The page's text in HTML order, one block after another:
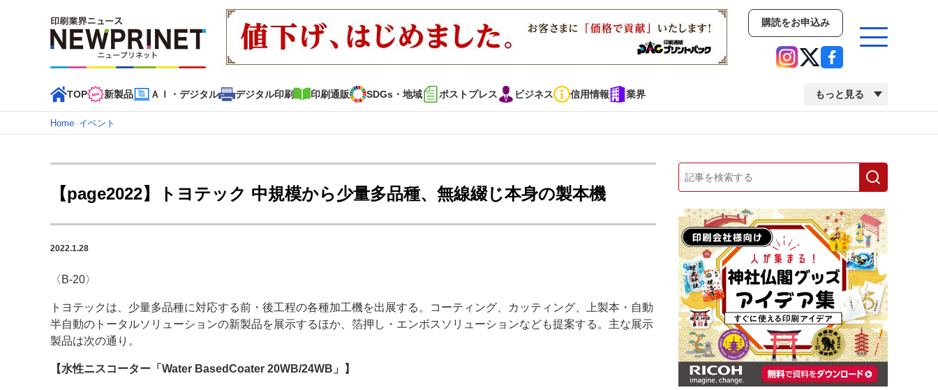
購読をお申込み
TOP 新製品 ＡＩ・デジタル デジタル印刷 印刷通販 SDGs・地域 ポストプレス ビジネス 信用情報 業界 もっと見る
イベント
インデックス
TOP 新着記事 特集記事 動画コンテンツ インタビュー コレクション
カテゴリー一覧
新商品 新製品 ＡＩ・デジタル デジタル印刷 印刷通販 SDGs・地域 ポストプレス ビジネス イベント 信用情報 業界 市場・統計 人事・移転・異動・訃報
特集記事カテゴリー一覧
2022 見える化・MIS特集 中古印刷機・製本機特集
2022 検査・校正特集
特集・デジタル印刷 ～ 新成長軌道を描く
案内
発刊案内 JFPI印刷用語集 印刷機材年鑑
Home–イベント
【page2022】トヨテック 中規模から少量多品種、無線綴じ本身の製本機
2022.1.28
〈B-20〉
トヨテックは、少量多品種に対応する前・後工程の各種加工機を出展する。コーティング、カッティング、上製本・自動
半自動のトータルソリューションの新製品を展示するほか、箔押し・エンボスソリューションなども提案する。主な展示
製品は次の通り。
【水性ニスコーター「Water BasedCoater 20WB/24WB」】